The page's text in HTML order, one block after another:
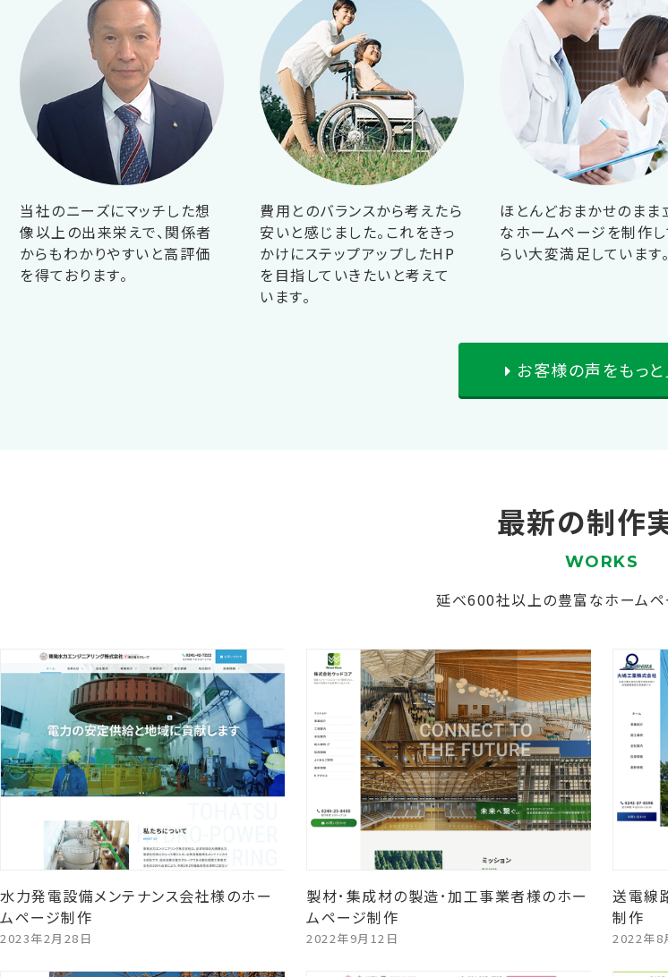
当社のニーズにマッチした想
像以上の出来栄えで、関係者
からもわかりやすいと高評価
を得ております。
費用とのバランスから考えたら
安いと感じました。これをきっ
かけにステップアップしたHP
を目指していきたいと考えて
います。
ほとんどおまかせのまま
なホームページを制作し
らい大変満足しています。
お客様の声をもっと
最新の制作
WORKS
延べ600社以上の豊富なホームペ
水力発電設備メンテナンス会社様のホー
ムページ制作
2023年2月28日
製材･集成材の製造･加工事業者様のホー
ムページ制作
2022年9月12日
送電線
制作
2022年8